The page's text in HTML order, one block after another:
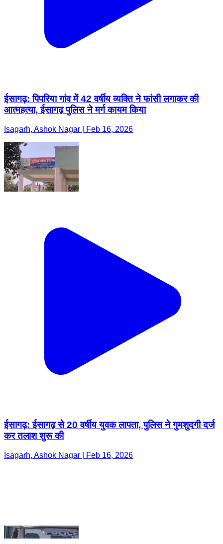
ईसागढ़: पिपरिया गांव में 42 वर्षीय व्यक्ति ने फांसी लगाकर की
ईसागढ़: ईसागढ़ से 20 वर्षीय युवक लापता, पुलिस ने गुमशुदगी दर्ज
कर तलाश शुरू की